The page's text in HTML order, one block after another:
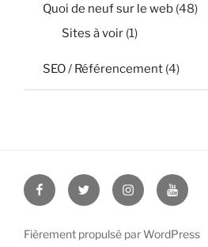
Quoi de neuf sur le web (48)
Sites à voir (1)
SEO / Référencement (4)
FacebookTwitter InstagramYoutube
Fièrement propulsé par WordPress